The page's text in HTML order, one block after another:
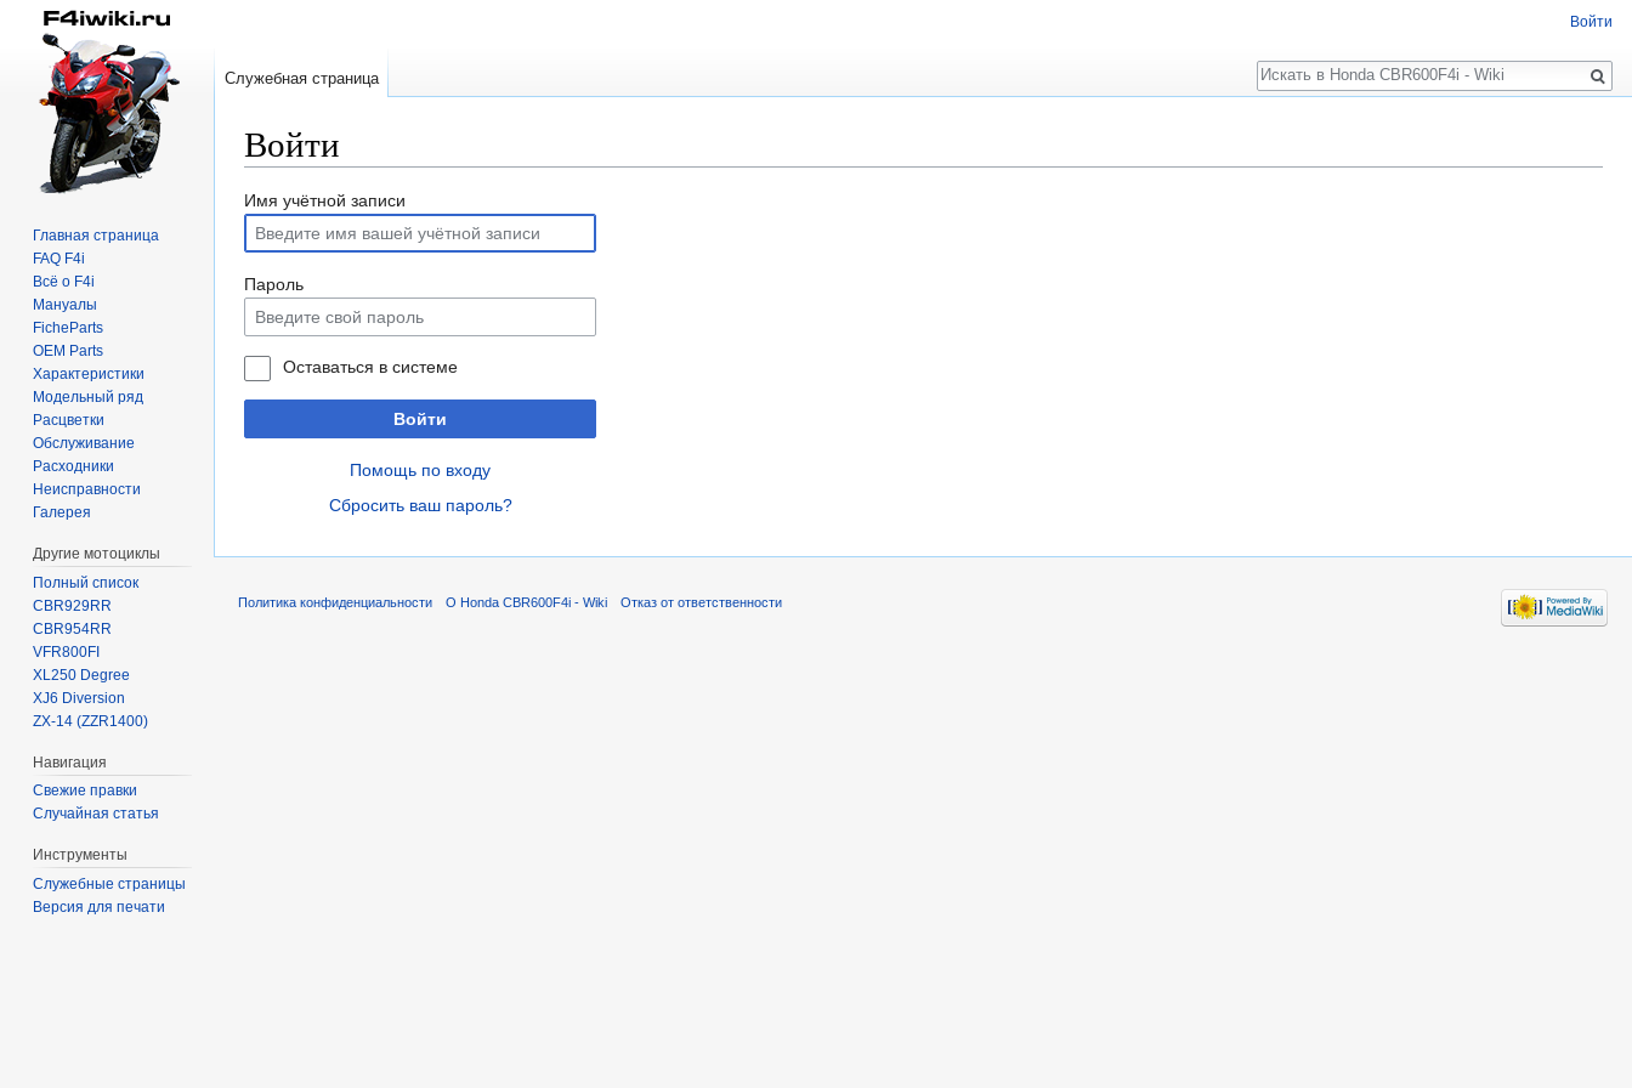
Войти
Перейти
навигации
Перейти
поиску
Имя учётной записи
Пароль
Оставаться в системе
Войти
Помощь по входу
Сбросить ваш пароль?
Войти
Служебная страница
Поиск
Главная страница
FAQ F4i
Всё о F4i
Мануалы
FicheParts
OEM Parts
Характеристики
Модельный ряд
Расцветки
Обслуживание
Расходники
Неисправности
Галерея
Другие мотоциклы
Полный список
CBR929RR
CBR954RR
VFR800FI
XL250 Degree
XJ6 Diversion
ZX-14 (ZZR1400)
Навигация
Свежие правки
Случайная статья
Инструменты
Служебные страницы
Версия для печати
Политика конфиденциальности О Honda CBR600F4i - Wiki Отказ от ответственности